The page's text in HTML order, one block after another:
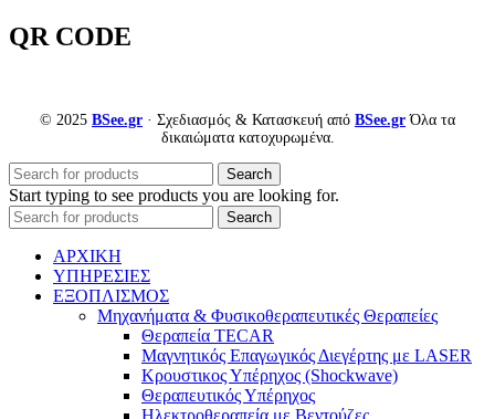
QR CODE
© 2025 BSee.gr · Σχεδιασμός & Κατασκευή από BSee.gr Όλα τα
δικαιώματα κατοχυρωμένα.
Search
Start typing to see products you are looking for.
Search
ΑΡΧΙΚΗ
ΥΠΗΡΕΣΙΕΣ
ΕΞΟΠΛΙΣΜΟΣ
Μηχανήματα & Φυσικοθεραπευτικές Θεραπείες
Θεραπεία TECAR
Μαγνητικός Επαγωγικός Διεγέρτης με LASER
Κρουστικος Υπέρηχος (Shockwave)
Θεραπευτικός Υπέρηχος
Ηλεκτροθεραπεία με Βεντούζες